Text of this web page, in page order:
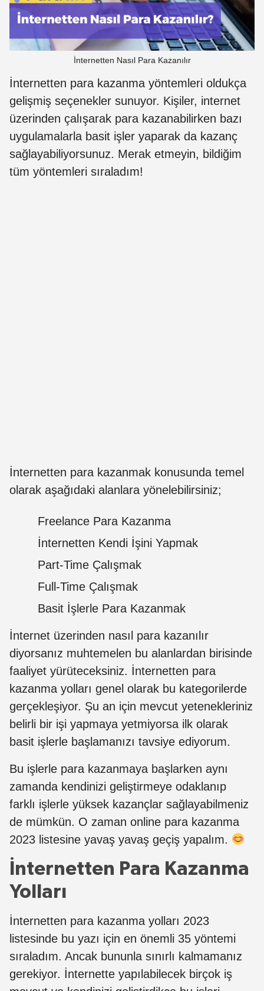
İnternetten Nasıl Para Kazanılır
İnternetten para kazanma yöntemleri oldukça
gelişmiş seçenekler sunuyor. Kişiler, internet
üzerinden çalışarak para kazanabilirken bazı
uygulamalarla basit işler yaparak da kazanç
sağlayabiliyorsunuz. Merak etmeyin, bildiğim
tüm yöntemleri sıraladım!
İnternetten para kazanmak konusunda temel
olarak aşağıdaki alanlara yönelebilirsiniz;
Freelance Para Kazanma
İnternetten Kendi İşini Yapmak
Part-Time Çalışmak
Full-Time Çalışmak
Basit İşlerle Para Kazanmak
İnternet üzerinden nasıl para kazanılır
diyorsanız muhtemelen bu alanlardan birisinde
faaliyet yürüteceksiniz. İnternetten para
kazanma yolları genel olarak bu kategorilerde
gerçekleşiyor. Şu an için mevcut yetenekleriniz
belirli bir işi yapmaya yetmiyorsa ilk olarak
basit işlerle başlamanızı tavsiye ediyorum.
Bu işlerle para kazanmaya başlarken aynı
zamanda kendinizi geliştirmeye odaklanıp
farklı işlerle yüksek kazançlar sağlayabilmeniz
de mümkün. O zaman online para kazanma
2023 listesine yavaş yavaş geçiş yapalım.
İnternetten Para Kazanma
Yolları
İnternetten para kazanma yolları 2023
listesinde bu yazı için en önemli 35 yöntemi
sıraladım. Ancak bununla sınırlı kalmamanız
gerekiyor. İnternette yapılabilecek birçok iş